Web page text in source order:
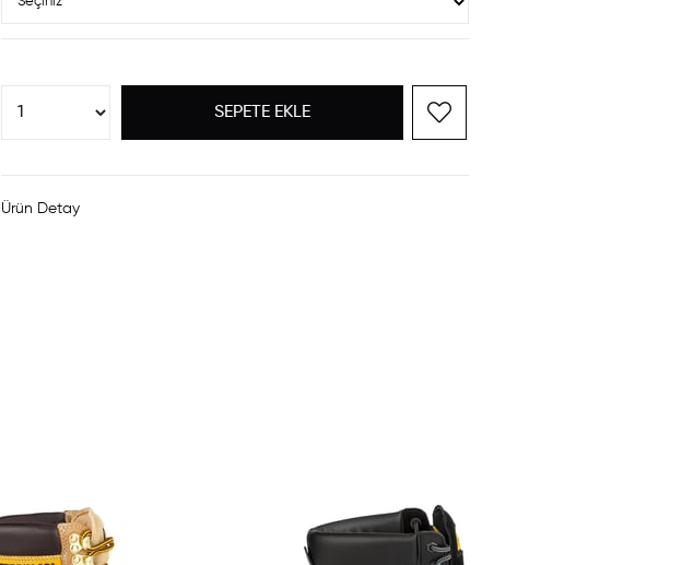
Ürün Detay